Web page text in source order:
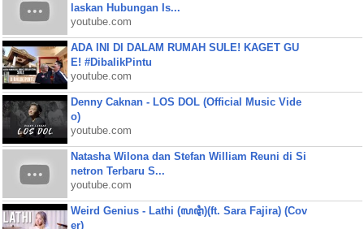
laskan Hubungan Is...
youtube.com
ADA INI DI DALAM RUMAH SULE! KAGET GU
E! #DibalikPintu
youtube.com
Denny Caknan - LOS DOL (Official Music Vide
o)
youtube.com
Natasha Wilona dan Stefan William Reuni di Si
netron Terbaru S...
youtube.com
Weird Genius - Lathi (ꦭꦛꦶ)(ft. Sara Fajira) (Cov
er)